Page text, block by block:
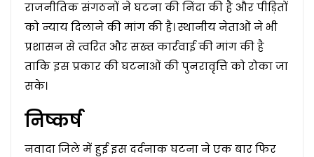
राजनीतिक संगठनों ने घटना की निंदा की है और पीड़ितों
को न्याय दिलाने की मांग की है। स्थानीय नेताओं ने भी
प्रशासन से त्वरित और सख्त कार्रवाई की मांग की है
ताकि इस प्रकार की घटनाओं की पुनरावृत्ति को रोका जा
सके।
निष्कर्ष
नवादा जिले में हुई इस दर्दनाक घटना ने एक बार फिर